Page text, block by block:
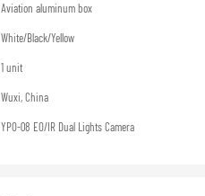
Aviation aluminum box
White/Black/Yellow
1 unit
Wuxi, China
YPO-08 EO/IR Dual Lights Camera